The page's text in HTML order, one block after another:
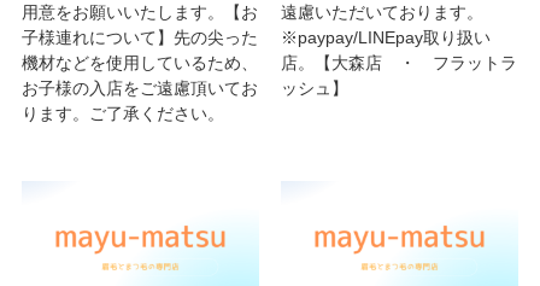
用意をお願いいたします。【お
子様連れについて】先の尖った
機材などを使用しているため、
お子様の入店をご遠慮頂いてお
ります。ご了承ください。
遠慮いただいております。
※paypay/LINEpay取り扱い
店。【大森店 ・ フラットラ
ッシュ】